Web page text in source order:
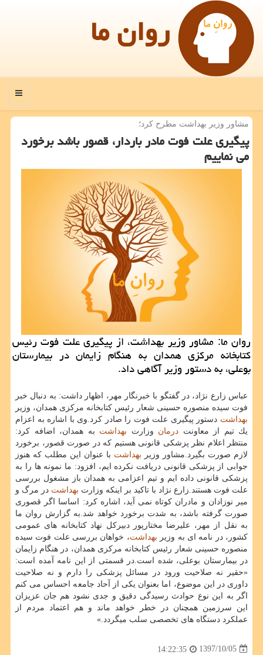
روان ما
منو
مشاور وزیر بهداشت مطرح كرد؛
پیگیری علت فوت مادر باردار، قصور باشد برخورد
می نماییم
روان ما: مشاور وزیر بهداشت، از پیگیری علت فوت رئیس
كتابخانه مركزی همدان به هنگام زایمان در بیمارستان
بوعلی، به دستور وزیر آگاهی داد.
عباس زارع نژاد، در گفتگو با خبرنگار مهر، اظهار داشت: به دنبال خبر
فوت سیده منصوره حسینی شعار رئیس كتابخانه مركزی همدان، وزیر
بهداشت دستور پیگیری علت فوت را صادر كرد.وی با اشاره به اعزام
یك تیم از معاونت درمان وزارت بهداشت به همدان، اضافه كرد:
منتظر اعلام نظر پزشكی قانونی هستیم كه در صورت قصور، برخورد
لازم صورت بگیرد.مشاور وزیر بهداشت با عنوان این مطلب كه هنوز
جوابی از پزشكی قانونی دریافت نكرده ایم، افزود: ما نمونه ها را به
پزشكی قانونی داده ایم و تیم اعزامی به همدان باز مشغول بررسی
علت فوت هستند.زارع نژاد با تاكید بر اینكه وزارت بهداشت در مرگ و
میر نوزادان و مادران كوتاه نمی آید، اشاره كرد: اساسا اگر قصوری
صورت گرفته باشد، به شدت برخورد خواهد شد.به گزارش روان ما
به نقل از مهر، علیرضا مختارپور دبیركل نهاد كتابخانه های عمومی
كشور، در نامه ای به وزیر بهداشت، خواهان بررسی علت فوت سیده
منصوره حسینی شعار رئیس كتابخانه مركزی همدان، در هنگام زایمان
در بیمارستان بوعلی، شده است.در قسمتی از این نامه آمده است:
«حقیر نه صلاحیت ورود در مسائل پزشكی را دارم و نه صلاحیت
داوری در این موضوع، اما بعنوان یكی از آحاد جامعه احساس می كنم
اگر به این نوع حوادث رسیدگی دقیق و جدی نشود هم جان عزیزان
این سرزمین همچنان در خطر خواهد ماند و هم اعتماد مردم از
عملكرد دستگاه های تخصصی سلب میگردد.»
1397/10/05
14:22:35